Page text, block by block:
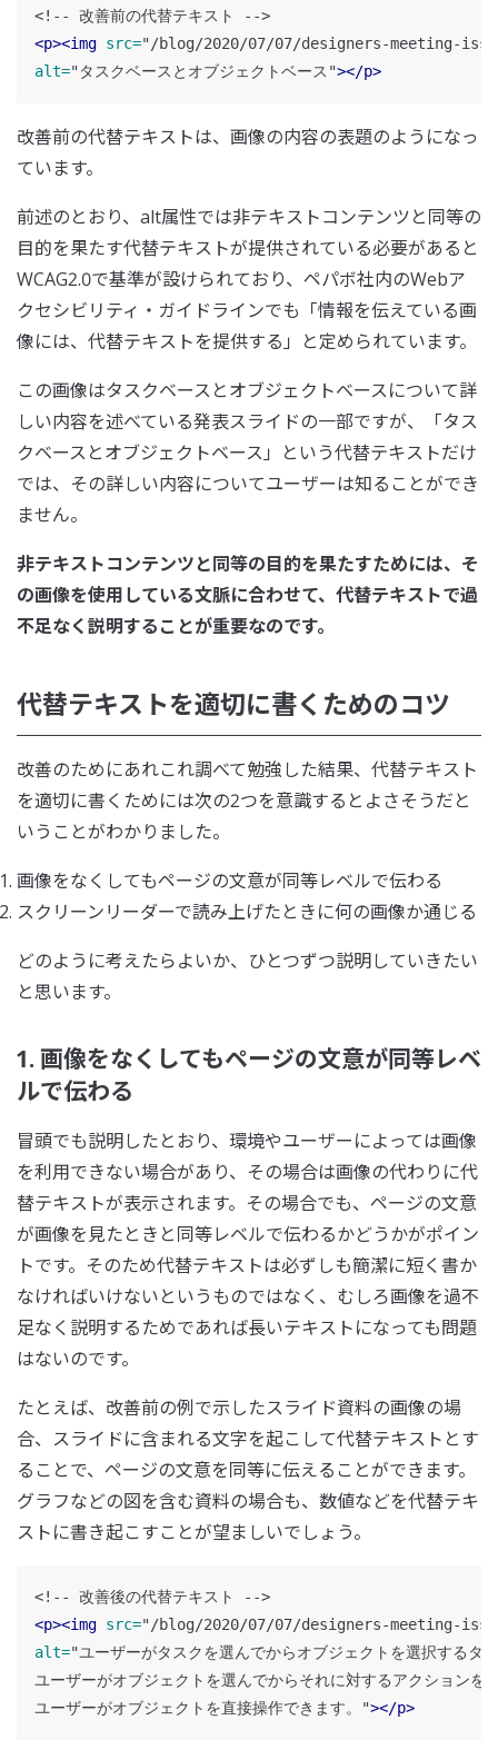
<!-- 改善前の代替テキスト -->
<p><img src="/blog/2020/07/07/designers-meeting-
alt="タスクベースとオブジェクトベース"></p>
改善前の代替テキストは、画像の内容の表題のようになっ
ています。
前述のとおり、alt属性では非テキストコンテンツと同等の
目的を果たす代替テキストが提供されている必要があると
WCAG2.0で基準が設けられており、ペパボ社内のWebア
クセシビリティ・ガイドラインでも「情報を伝えている画
像には、代替テキストを提供する」と定められています。
この画像はタスクベースとオブジェクトベースについて詳
しい内容を述べている発表スライドの一部ですが、「タス
クベースとオブジェクトベース」という代替テキストだけ
では、その詳しい内容についてユーザーは知ることができ
ません。
非テキストコンテンツと同等の目的を果たすためには、そ
の画像を使用している文脈に合わせて、代替テキストで過
不足なく説明することが重要なのです。
代替テキストを適切に書くためのコツ
改善のためにあれこれ調べて勉強した結果、代替テキスト
を適切に書くためには次の2つを意識するとよさそうだと
いうことがわかりました。
画像をなくしてもページの文意が同等レベルで伝わる
スクリーンリーダーで読み上げたときに何の画像か通じる
どのように考えたらよいか、ひとつずつ説明していきたい
と思います。
1. 画像をなくしてもページの文意が同等レベ
ルで伝わる
冒頭でも説明したとおり、環境やユーザーによっては画像
を利用できない場合があり、その場合は画像の代わりに代
替テキストが表示されます。その場合でも、ページの文意
が画像を見たときと同等レベルで伝わるかどうかがポイン
トです。そのため代替テキストは必ずしも簡潔に短く書か
なければいけないというものではなく、むしろ画像を過不
足なく説明するためであれば長いテキストになっても問題
はないのです。
たとえば、改善前の例で示したスライド資料の画像の場
合、スライドに含まれる文字を起こして代替テキストとす
ることで、ページの文意を同等に伝えることができます。
グラフなどの図を含む資料の場合も、数値などを代替テキ
ストに書き起こすことが望ましいでしょう。
<!-- 改善後の代替テキスト -->
<p><img src="/blog/2020/07/07/designers-meeting-
alt="ユーザーがタスクを選んでからオブジェクトを選択するタ
ユーザーがオブジェクトを選んでからそれに対するアクション
ユーザーがオブジェクトを直接操作できます。"></p>